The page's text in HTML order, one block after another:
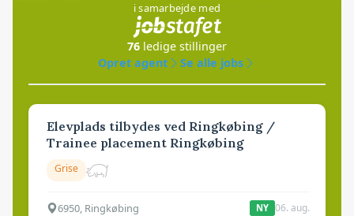
i samarbejde med
76 ledige stillinger
Opret agent
Se alle jobs
Elevplads tilbydes ved Ringkøbing /
Trainee placement Ringkøbing
Grise
6950, Ringkøbing NY 06. aug.